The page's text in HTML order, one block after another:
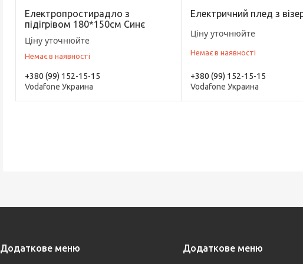
Електропростирадло з
підігрівом 180*150см Синє
Ціну уточнюйте
Немає в наявності
+380 (99) 152-15-15
Vodafone Украина
Електричний плед з
Ціну уточнюйте
Немає в наявності
+380 (99) 152-15-15
Vodafone Украина
Додаткове меню Додаткове меню